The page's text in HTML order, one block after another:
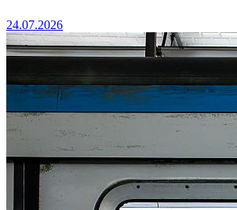
24.07.2026